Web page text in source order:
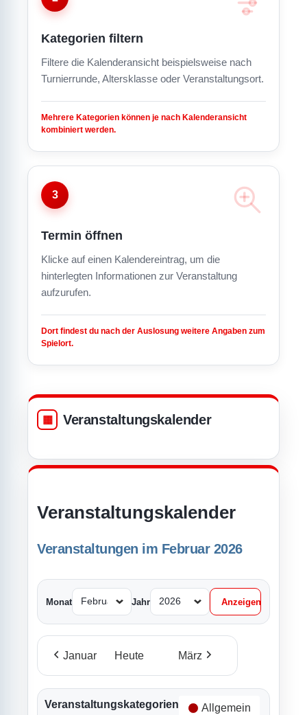
Kategorien filtern
Filtere die Kalenderansicht beispielsweise nach
Turnierrunde, Altersklasse oder Veranstaltungsort.
Mehrere Kategorien können je nach Kalenderansicht
kombiniert werden.
3
Termin öffnen
Klicke auf einen Kalendereintrag, um die
hinterlegten Informationen zur Veranstaltung
aufzurufen.
Dort findest du nach der Auslosung weitere Angaben zum
Spielort.
Veranstaltungskalender
Veranstaltungskalender
Veranstaltungen im Februar 2026
Monat Jahr
Januar Heute März
Veranstaltungskategorien Allgemein